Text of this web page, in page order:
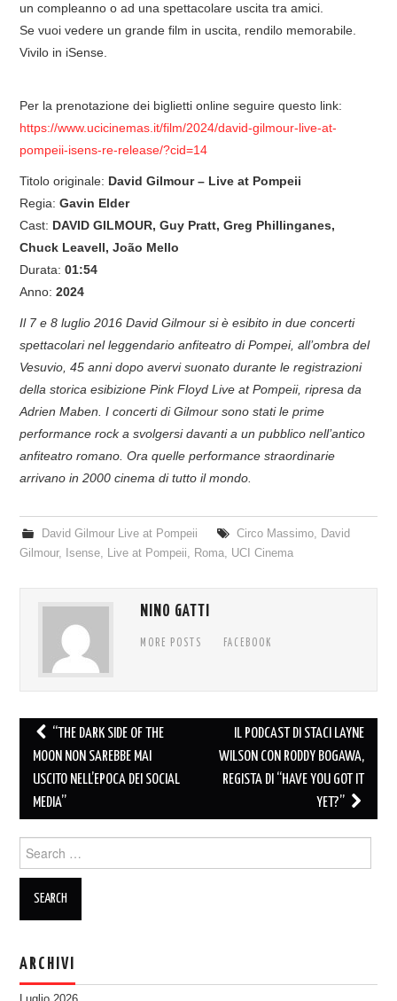
un compleanno o ad una spettacolare uscita tra amici.
Se vuoi vedere un grande film in uscita, rendilo memorabile.
Vivilo in iSense.
Per la prenotazione dei biglietti online seguire questo link:
https://www.ucicinemas.it/film/2024/david-gilmour-live-at-
pompeii-isens-re-release/?cid=14
Titolo originale: David Gilmour – Live at Pompeii
Regia:Gavin Elder
Cast: DAVID GILMOUR, Guy Pratt, Greg Phillinganes,
Chuck Leavell, João Mello
Durata:01:54
Anno:2024
Il 7 e 8 luglio 2016 David Gilmour si è esibito in due concerti
spettacolari nel leggendario anfiteatro di Pompei, all’ombra del
Vesuvio, 45 anni dopo avervi suonato durante le registrazioni
della storica esibizione Pink Floyd Live at Pompeii, ripresa da
Adrien Maben. I concerti di Gilmour sono stati le prime
performance rock a svolgersi davanti a un pubblico nell’antico
anfiteatro romano. Ora quelle performance straordinarie
arrivano in 2000 cinema di tutto il mondo.
David Gilmour Live at Pompeii Circo Massimo, David
Gilmour, Isense, Live at Pompeii, Roma, UCI Cinema
NINO GATTI
MORE POSTS FACEBOOK
Post
navigation
“THE DARK SIDE OF THE
MOON NON SAREBBE MAI
USCITO NELL’EPOCA DEI SOCIAL
MEDIA”
IL PODCAST DI STACI LAYNE
WILSON CON RODDY BOGAWA,
REGISTA DI “HAVE YOU GOT IT
YET?”
for:
ARCHIVI